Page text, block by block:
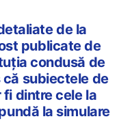
de la
publicate de
condusă de
că subiectele de
fi dintre cele la
la simulare